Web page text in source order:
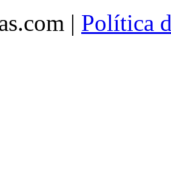
| Política